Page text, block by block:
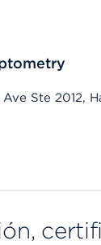
Ste 2012,
application